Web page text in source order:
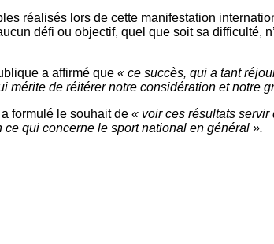
réalisés lors de cette manifestation
défi ou objectif, quel que soit sa difficulté,
a affirmé que « ce succès, qui a tant
mérite de réitérer notre considération et notre
formulé le souhait de « voir ces résultats
qui concerne le sport national en général ».